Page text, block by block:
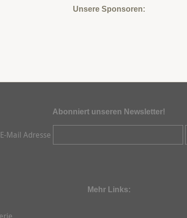
Unsere Sponsoren:
Abonniert unseren Newsletter!
Mail Adresse
Mehr Links: